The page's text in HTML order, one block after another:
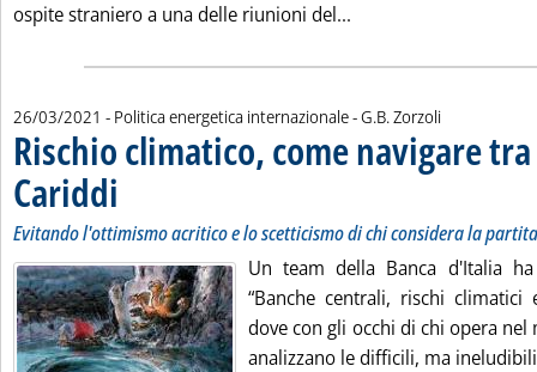
ospite straniero a una delle riunioni del...
26/03/2021 - Politica energetica internazionale -di:
G.B. Zorzoli
Rischio climatico, come navigare tra
Cariddi . Sottotitolo: Evitando l'ottimismo acritico e lo scetticismo di chi
Evitando l'ottimismo acritico e lo scetticismo di chi considera la
Un team della Banca d'Italia
“Banche centrali, rischi climatici
dove con gli occhi di chi opera
analizzano le difficili, ma